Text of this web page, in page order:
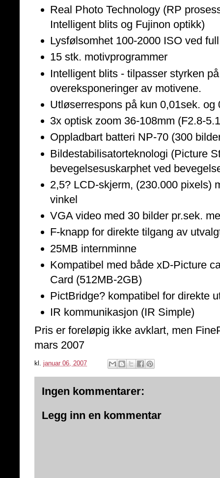
Real Photo Technology (RP
Intelligent blits og Fujinon optikk)
Lysfølsomhet 100-2000 ISO ved
15 stk. motivprogrammer
Intelligent blits - tilpasser styrken
overeksponeringer av motivene.
Utløserrespons på kun 0,01sek. og
3x optisk zoom 36-108mm (F2.8-
Oppladbart batteri NP-70 (300
Bildestabilisatorteknologi (Picture
bevegelsesuskarphet ved
2,5? LCD-skjerm, (230.000 pixels)
vinkel
VGA video med 30 bilder pr.sek.
F-knapp for direkte tilgang av
25MB internminne
Kompatibel med både xD-Picture
Card (512MB-2GB)
PictBridge? kompatibel for direkte
IR kommunikasjon (IR Simple)
Pris er foreløpig ikke avklart, men
mars 2007
kl. januar 06, 2007
Ingen kommentarer:
Legg inn en kommentar